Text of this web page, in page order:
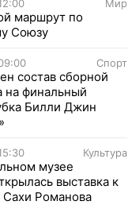
Мир
маршрут по
Союзу
Спорт
состав сборной
на финальный
Билли Джин
Культура
музее
выставка к
Романова